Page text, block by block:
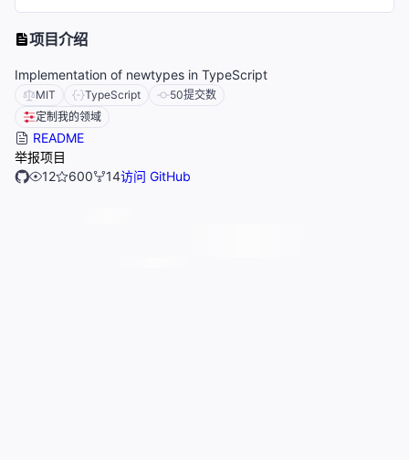
项目介绍
Implementation of newtypes in TypeScript
MIT TypeScript 50提交数
定制我的领域
README
举报项目
12
600 14访问 GitHub